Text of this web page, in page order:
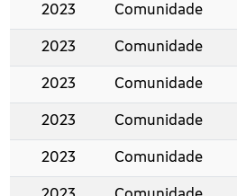
2023 Comunidade
2023 Comunidade
2023 Comunidade
2023 Comunidade
2023 Comunidade